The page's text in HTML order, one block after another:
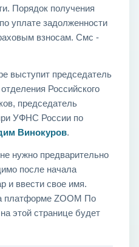
Порядок получения
уплате задолженности
взносам. Смс -
выступит председатель
Российского
председатель
УФНС России по
Винокуров.
нужно предварительно
после начала
и ввести свое имя.
платформе ZOOM По
этой странице будет